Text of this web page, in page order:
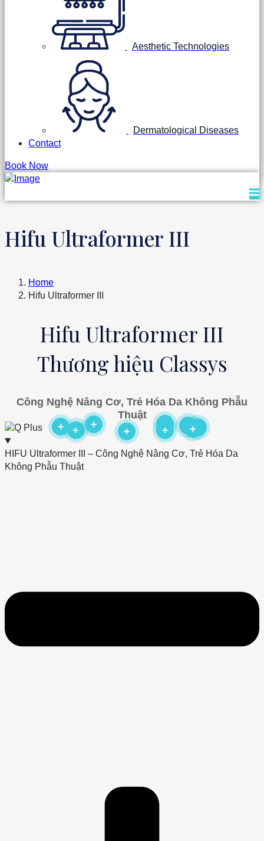
Aesthetic Technologies
Dermatological Diseases
Contact
Book Now
Hifu Ultraformer III
Home
Hifu Ultraformer III
Hifu Ultraformer III
Thương hiệu Classys
Công Nghệ Nâng Cơ, Trẻ Hóa Da Không Phẫu
Thuật
+ +
+
+
+
+
+ +
HIFU Ultraformer III – Công Nghệ Nâng Cơ, Trẻ Hóa Da
Không Phẫu Thuật